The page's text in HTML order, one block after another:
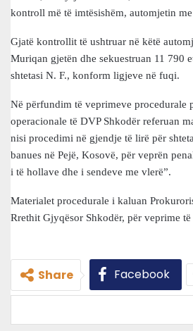
kontroll më të imtësishëm, automjetin
Gjatë kontrollit të ushtruar në këtë
Muriqan gjetën dhe sekuestruan 11 790
shtetasi N. F., konform ligjeve në fuqi.
Në përfundim të veprimeve procedurale
operacionale të DVP Shkodër referuan
nisi procedimi në gjendje të lirë për
banues në Pejë, Kosovë, për veprën
i të hollave dhe i sendeve me vlerë”.
Materialet procedurale i kaluan
Rrethit Gjyqësor Shkodër, për veprime të
Share Facebook